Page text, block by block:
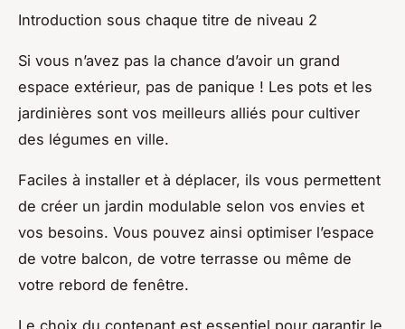
Introduction sous chaque titre de niveau 2
Si vous n’avez pas la chance d’avoir un grand
espace extérieur, pas de panique ! Les pots et les
jardinières sont vos meilleurs alliés pour cultiver
des légumes en ville.
Faciles à installer et à déplacer, ils vous permettent
de créer un jardin modulable selon vos envies et
vos besoins. Vous pouvez ainsi optimiser l’espace
de votre balcon, de votre terrasse ou même de
votre rebord de fenêtre.
Le choix du contenant est essentiel pour garantir le